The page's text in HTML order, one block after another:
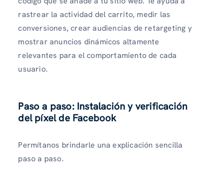
rastrear la actividad del carrito, medir las
conversiones, crear audiencias de retargeting y
mostrar anuncios dinámicos altamente
relevantes para el comportamiento de cada
usuario.
Paso a paso: Instalación y verificación
del píxel de Facebook
Permítanos brindarle una explicación sencilla
paso a paso.